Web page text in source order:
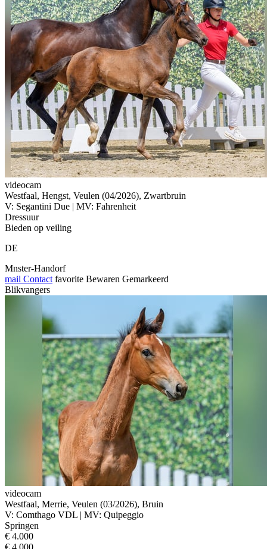
videocam
Westfaal, Hengst, Veulen (04/2026), Zwartbruin
V: Segantini Due | MV: Fahrenheit
Dressuur
Bieden op veiling
DE
Mnster-Handorf
mail Contact favorite Bewaren Gemarkeerd
Blikvangers
videocam
Westfaal, Merrie, Veulen (03/2026), Bruin
V: Comthago VDL | MV: Quipeggio
Springen
€ 4.000
€ 4.000